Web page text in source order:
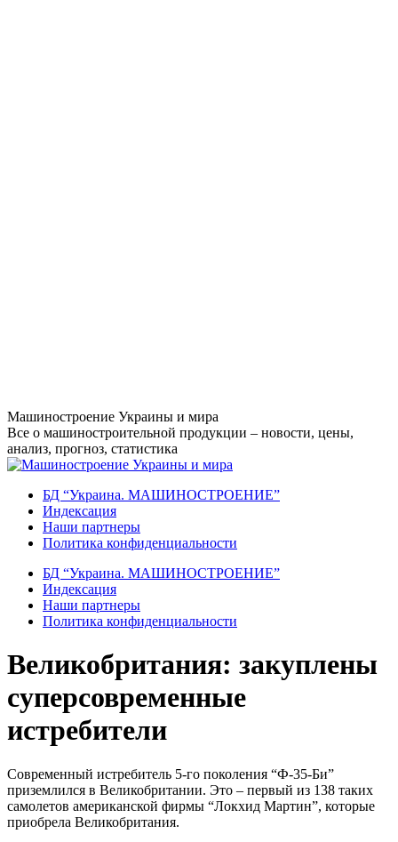
Перейти
к
содержанию
Машиностроение Украины и мира
Все о машиностроительной продукции – новости, цены,
анализ, прогноз, статистика
БД “Украина. МАШИНОСТРОЕНИЕ”
Индекcация
Наши партнеры
Политика конфиденциальности
БД “Украина. МАШИНОСТРОЕНИЕ”
Индекcация
Наши партнеры
Политика конфиденциальности
Великобритания: закуплены
суперсовременные
истребители
Современный истребитель 5-го поколения “Ф-35-Би”
приземлился в Великобритании. Это – первый из 138 таких
самолетов американской фирмы “Локхид Мартин”, которые
приобрела Великобритания.